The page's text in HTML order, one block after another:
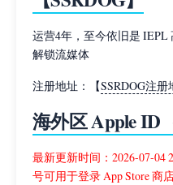
运营4年，至今依旧是
解锁流媒体
注册地址：【SSRDOG注册
海外区 Apple ID
最新更新时间：2026-07-04
号可用于登录 App Store 商